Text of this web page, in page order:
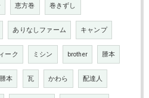
恵方巻 巻きずし
ありなしファーム キャンプ
ーク ミシン brother 謄本
本 瓦 かわら 配達人